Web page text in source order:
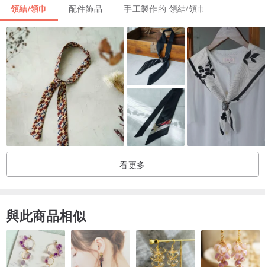
一點點縫
縫出一個面
一條線
材質:雙層棉布
尺寸:40×40cm
領結/領巾 配件飾品 手工製作的 領結/領巾
看更多
與此商品相似